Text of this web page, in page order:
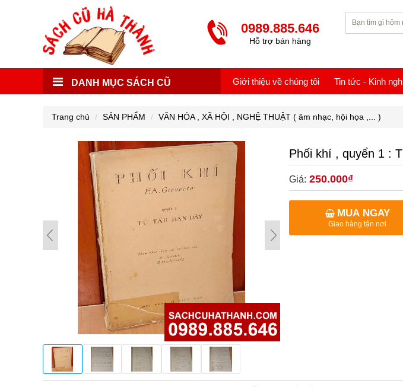
0989.885.646
Hỗ trợ bán hàng
DANH MỤC SÁCH CŨ Giới thiệu về chúng tôi Tin tức - Kinh
Trang chủ SẢN PHẨM VĂN HÓA , XÃ HỘI , NGHỆ THUẬT ( âm nhạc, hội họa ,... )
Phối khí , quyển 1 :
Giá: 250.000₫
MUA NGAY
Giao hàng tận nơi